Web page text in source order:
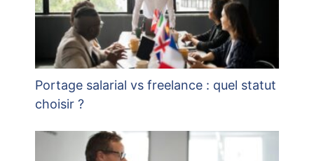
Portage salarial vs freelance : quel statut
choisir ?